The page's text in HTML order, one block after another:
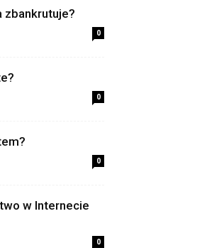
zbankrutuje?
0
0
0
w Internecie
0